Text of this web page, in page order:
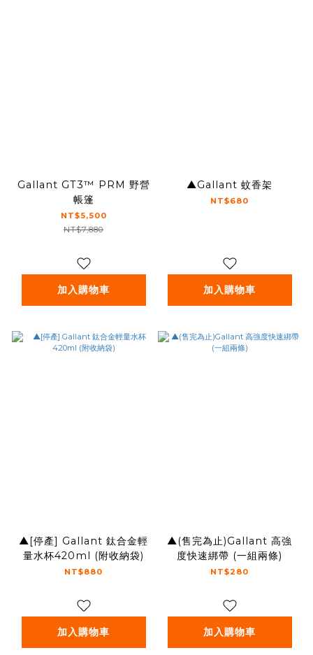
Gallant GT3™ PRM 野營
帳篷
NT$5,500
NT$7,880
加入購物車
▲Gallant 蚊香架
NT$680
加入購物車
▲[停產] Gallant 鈦合金輕
量水杯420ml (附收納袋)
NT$880
加入購物車
▲(售完為止)Gallant 高強
度快速綁帶 (一組兩條)
NT$280
加入購物車